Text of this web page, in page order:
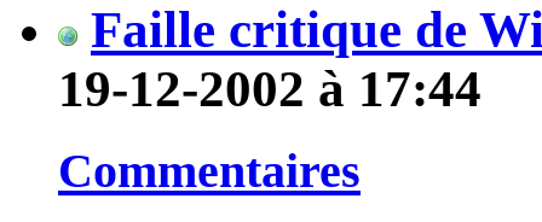
Faille critique de
19-12-2002 à 17:44
Commentaires